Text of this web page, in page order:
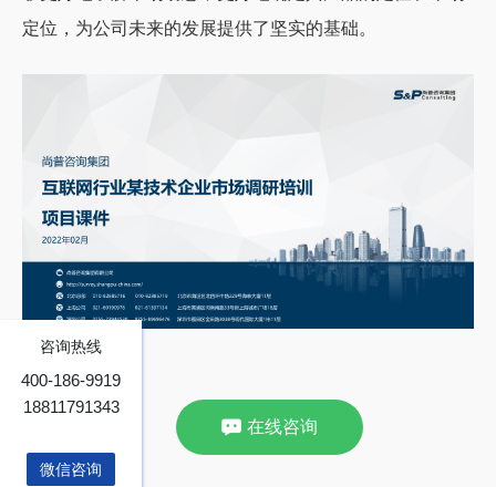
定位，为公司未来的发展提供了坚实的基础。
在线咨询
咨询热线
400-186-9919
18811791343
微信咨询